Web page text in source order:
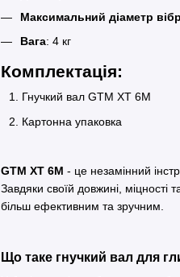
Максимальний діаметр
Вага: 4 кг
Комплектація:
Гнучкий вал GTM XT 6M
Картонна упаковка
GTM XT 6M - це незамінний
Завдяки своїй довжині, міцності
більш ефективним та зручним.
Що таке гнучкий вал для